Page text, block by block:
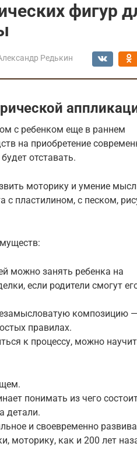
фигур
Редькин
с ребенком еще в раннем
на приобретение
отставать.
моторику и умение
пластилином, с песком,
можно занять ребенка на
если родители смогут
композицию —
правилах.
к процессу, можно
понимать из чего
детали.
и своевременно
моторику, как и 200 лет